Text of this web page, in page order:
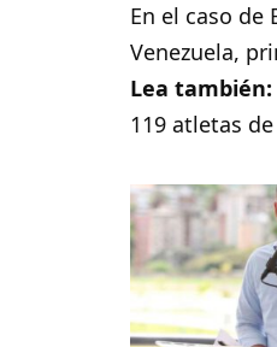
En el caso
Venezuela,
Lea también:
119 atletas